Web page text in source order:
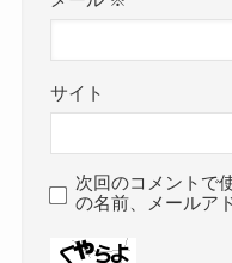
サイト
次回のコメントで
の名前、メールア